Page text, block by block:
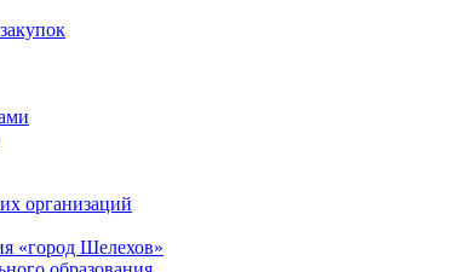
организаций
«город Шелехов»